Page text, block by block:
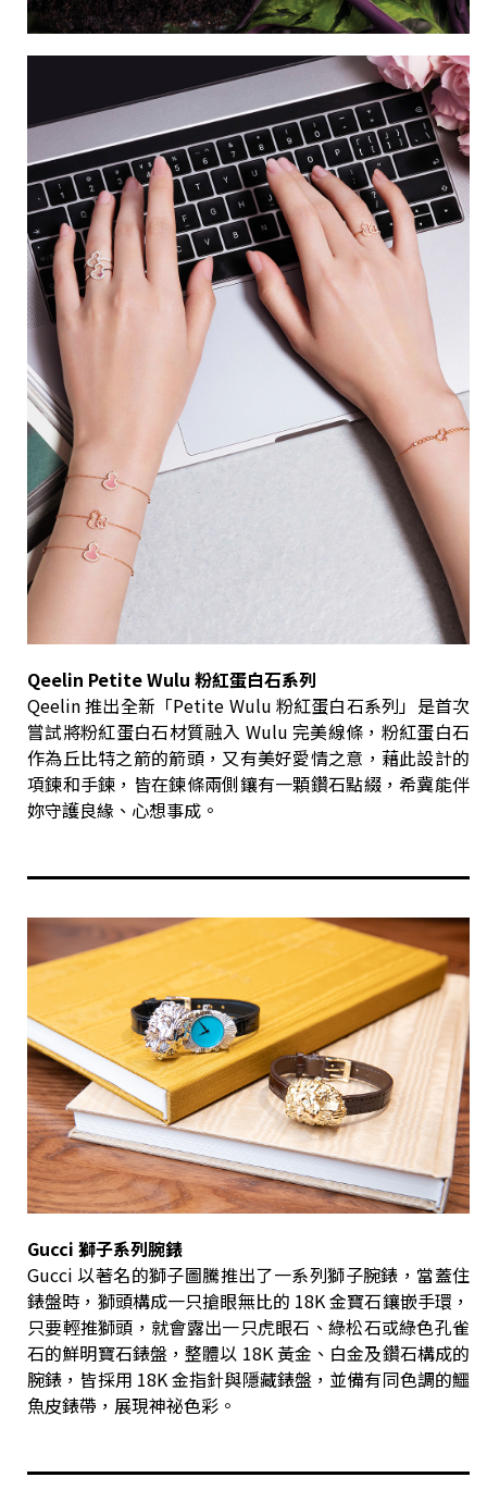
Qeelin Petite Wulu 粉紅蛋白石系列
Qeelin 推出全新「Petite Wulu 粉紅蛋白石系列」是首次
嘗試將粉紅蛋白石材質融入 Wulu 完美線條，粉紅蛋白石
作為丘比特之箭的箭頭，又有美好愛情之意，藉此設計的
項鍊和手鍊，皆在鍊條兩側鑲有一顆鑽石點綴，希冀能伴
妳守護良緣、心想事成。
Gucci 獅子系列腕錶
Gucci 以著名的獅子圖騰推出了一系列獅子腕錶，當蓋住
錶盤時，獅頭構成一只搶眼無比的 18K 金寶石鑲嵌手環，
只要輕推獅頭，就會露出一只虎眼石、綠松石或綠色孔雀
石的鮮明寶石錶盤，整體以 18K 黃金、白金及鑽石構成的
腕錶，皆採用 18K 金指針與隱藏錶盤，並備有同色調的鱷
魚皮錶帶，展現神祕色彩。